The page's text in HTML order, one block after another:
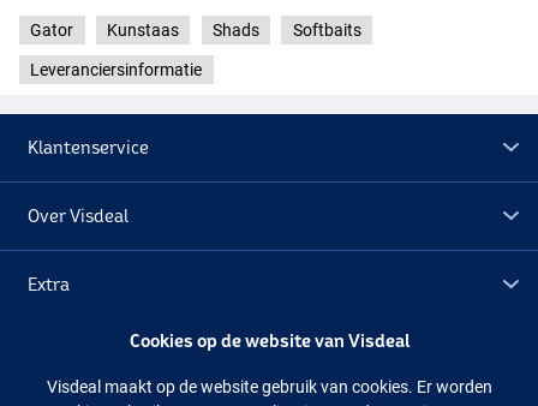
Silver Minnow
Gator Kunstaas Shads Softbaits
Leveranciersinformatie
Klantenservice
Over Visdeal
Extra
Cookies op de website van Visdeal
Visdeal maakt op de website gebruik van cookies. Er worden